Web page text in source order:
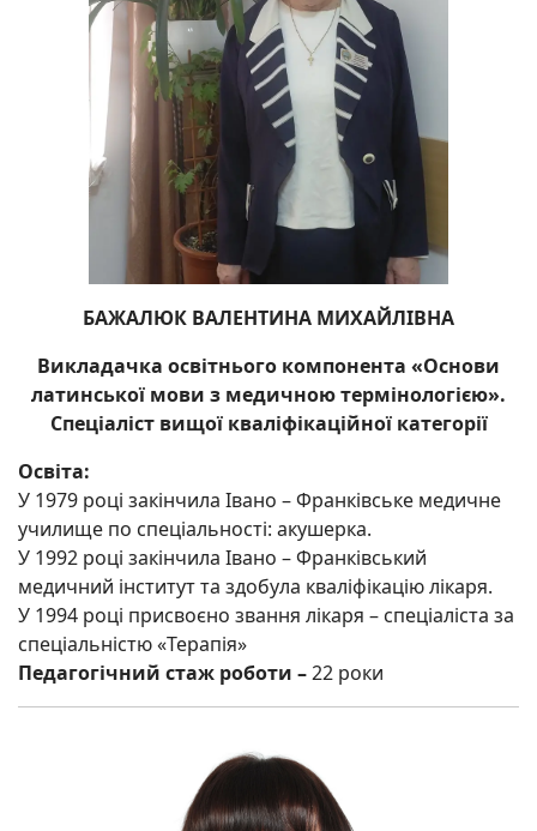
БАЖАЛЮК ВАЛЕНТИНА МИХАЙЛІВНА
Викладачка освітнього компонента «Основи
латинської мови з медичною термінологією».
Спеціаліст вищої кваліфікаційної категорії
Освіта:
У 1979 році закінчила Івано – Франківське медичне
училище по спеціальності: акушерка.
У 1992 році закінчила Івано – Франківський
медичний інститут та здобула кваліфікацію лікаря.
У 1994 році присвоєно звання лікаря – спеціаліста за
спеціальністю «Терапія»
Педагогічний стаж роботи –22 роки